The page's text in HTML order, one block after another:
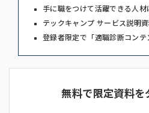
手に職をつけて活躍できる人材
テックキャンプ サービス説明
登録者限定で「適職診断コンテ
無料で限定資料を